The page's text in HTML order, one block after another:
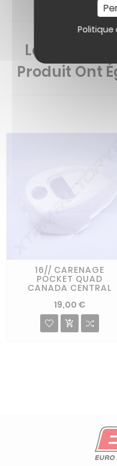
Les Clients
Produit Ont
16// CARENAGE
POCKET QUAD
CANADA CENTRAL
19,00 €
